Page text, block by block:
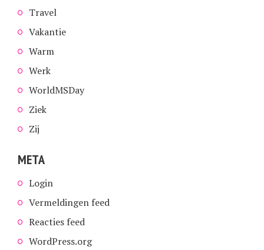
Travel
Vakantie
Warm
Werk
WorldMSDay
Ziek
Zij
META
Login
Vermeldingen feed
Reacties feed
WordPress.org